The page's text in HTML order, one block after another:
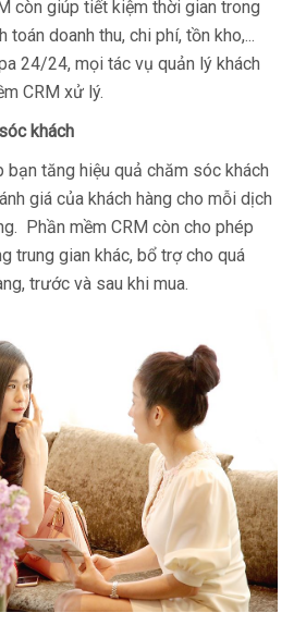
còn giúp tiết kiệm thời gian trong
doanh thu, chi phí, tồn kho,...
24/24, mọi tác vụ quản lý khách
CRM xử lý.
khách
bạn tăng hiệu quả chăm sóc khách
giá của khách hàng cho mỗi dịch
Phần mềm CRM còn cho phép
trung gian khác, bổ trợ cho quá
trước và sau khi mua.